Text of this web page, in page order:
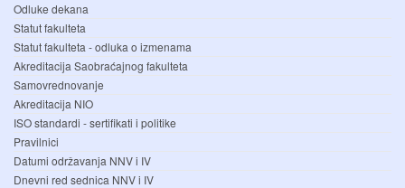
Odluke dekana
Statut fakulteta
Statut fakulteta - odluka o izmenama
Akreditacija Saobraćajnog fakulteta
Samovrednovanje
Akreditacija NIO
ISO standardi - sertifikati i politike
Pravilnici
Datumi održavanja NNV i IV
Dnevni red sednica NNV i IV